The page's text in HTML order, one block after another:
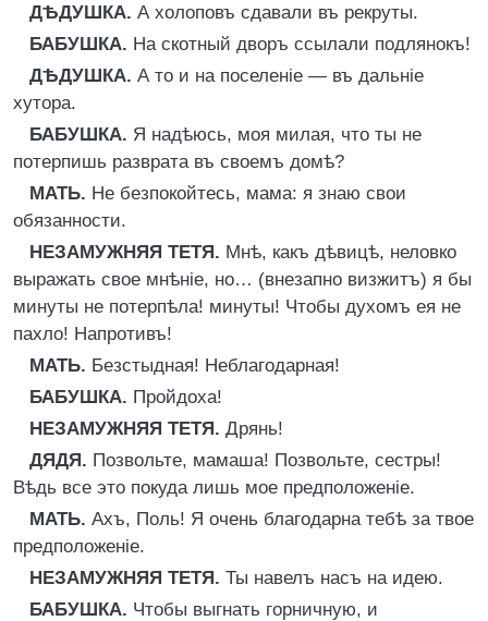
ДѢДУШКА. А холоповъ сдавали въ рекруты.
БАБУШКА. На скотный дворъ ссылали подлянокъ!
ДѢДУШКА. А то и на поселеніе — въ дальніе
хутора.
БАБУШКА. Я надѣюсь, моя милая, что ты не
потерпишь разврата въ своемъ домѣ?
МАТЬ. Не безпокойтесь, мама: я знаю свои
обязанности.
НЕЗАМУЖНЯЯ ТЕТЯ. Мнѣ, какъ дѣвицѣ, неловко
выражать свое мнѣніе, но… (внезапно визжитъ) я бы
минуты не потерпѣла! минуты! Чтобы духомъ ея не
пахло! Напротивъ!
МАТЬ. Безстыдная! Неблагодарная!
БАБУШКА. Пройдоха!
НЕЗАМУЖНЯЯ ТЕТЯ. Дрянь!
ДЯДЯ. Позвольте, мамаша! Позвольте, сестры!
Вѣдь все это покуда лишь мое предположеніе.
МАТЬ. Ахъ, Поль! Я очень благодарна тебѣ за твое
предположеніе.
НЕЗАМУЖНЯЯ ТЕТЯ. Ты навелъ насъ на идею.
БАБУШКА. Чтобы выгнать горничную, и